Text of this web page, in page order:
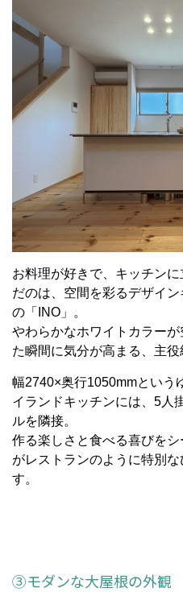
お料理が好きで、キッチン
だのは、空間を彩るデザイ
の「INO」。
やわらかなホワイトカラー
た瞬間に気分が高まる、主役
幅2740×奥行1050mmという
イランドキッチンには、5人
ルを隣接。
作る楽しさと食べる喜びを
がレストランのように特別
す。
③モダンな大屋根の外観